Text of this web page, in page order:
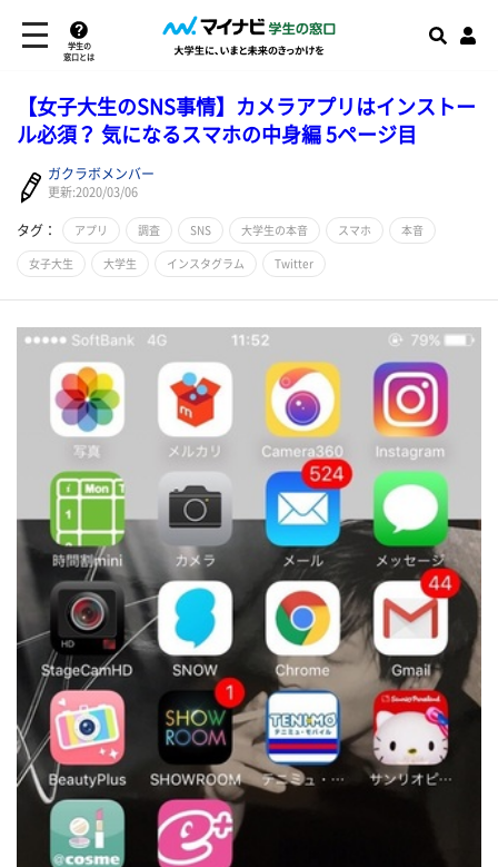
学生の
窓口とは
【女子大生のSNS事情】カメラアプリはインストー
ル必須？ 気になるスマホの中身編 5ページ目
ガクラボメンバー
更新:2020/03/06
タグ： アプリ 調査 SNS 大学生の本音 スマホ 本音
女子大生 大学生 インスタグラム Twitter